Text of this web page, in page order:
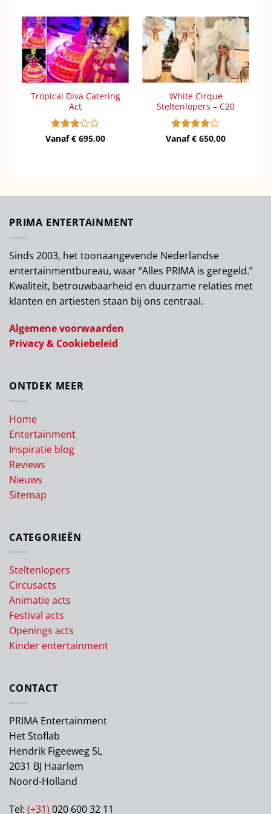
Tropical Diva Catering
Act
Gewaardeerd
Vanaf€ 695,00
White Cirque
Steltenlopers – C20
Gewaardeerd
Vanaf€ 650,00
PRIMA ENTERTAINMENT
Sinds 2003, het toonaangevende Nederlandse
entertainmentbureau, waar “Alles PRIMA is geregeld.”
Kwaliteit, betrouwbaarheid en duurzame relaties met
klanten en artiesten staan bij ons centraal.
Algemene voorwaarden
Privacy & Cookiebeleid
ONTDEK MEER
Home
Entertainment
Inspiratie blog
Reviews
Nieuws
Sitemap
CATEGORIEËN
Steltenlopers
Circusacts
Animatie acts
Festival acts
Openings acts
Kinder entertainment
CONTACT
PRIMA Entertainment
Het Stoflab
Hendrik Figeeweg 5L
2031 BJ Haarlem
Noord-Holland
Tel: (+31) 020 600 32 11